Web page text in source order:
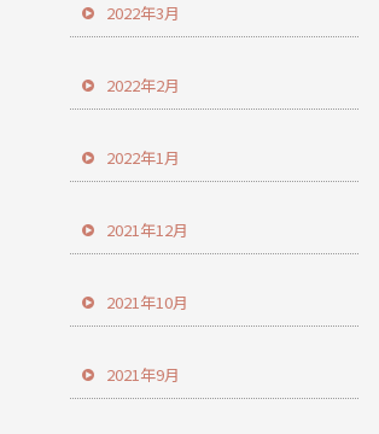
2022年3月
2022年2月
2022年1月
2021年12月
2021年10月
2021年9月